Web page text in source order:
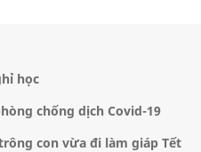
học
chống dịch Covid-19
con vừa đi làm giáp Tết